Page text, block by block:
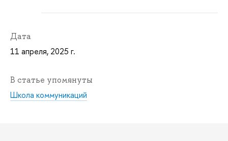
Дата
11 апреля, 2025 г.
В статье упомянуты
Школа коммуникаций